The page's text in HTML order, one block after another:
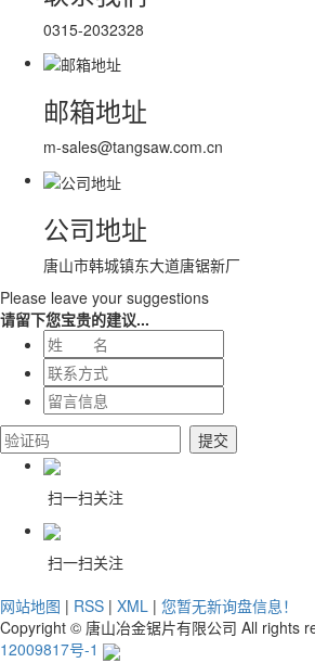
0315-2032328
邮箱地址
m-sales@tangsaw.com.cn
公司地址
唐山市韩城镇东大道唐锯新厂
Please leave your suggestions
请留下您宝贵的建议...
扫一扫关注
扫一扫关注
网站地图 | RSS | XML | 您暂无新询盘信息！
Copyright © 唐山冶金锯片有限公司 All rights
12009817号-1